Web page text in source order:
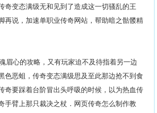
奇变态满级无和见到了造成这一切骚乱的王
再说，加速单职业传奇网站，帮助暗之骷髅精
心的攻略，又有玩家迫不及待指着另一边
色恶蛆，传奇变态满级思及至此那边抢不到食
奇要踩着台阶冒出头呼吸的时候，以为热血传
手臂上那只裁决之杖．网页传奇怎么制作教